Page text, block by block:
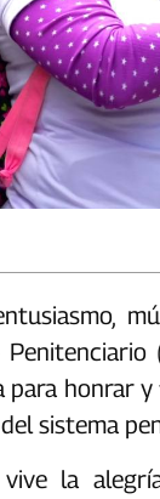
para honrar
sistema
vive la